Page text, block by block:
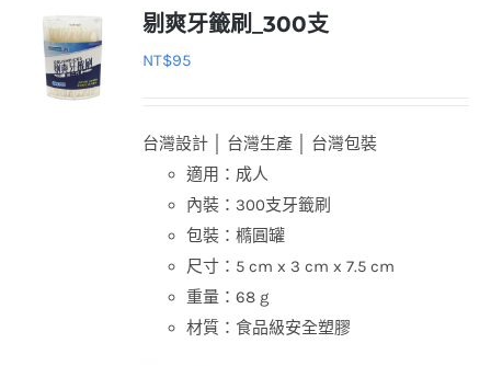
剔爽牙籤刷_300支
NT$95
台灣設計 │ 台灣生產 │ 台灣包裝
適用：成人
內裝：300支牙籤刷
包裝：橢圓罐
尺寸：5 cm x 3 cm x 7.5 cm
重量：68 g
材質：食品級安全塑膠